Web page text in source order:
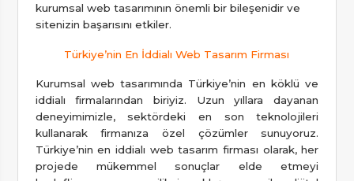
kurumsal web tasarımının önemli bir bileşenidir ve
sitenizin başarısını etkiler.
Türkiye’nin En İddialı Web Tasarım Firması
Kurumsal web tasarımında Türkiye’nin en köklü ve
iddialı firmalarından biriyiz. Uzun yıllara dayanan
deneyimimizle, sektördeki en son teknolojileri
kullanarak firmanıza özel çözümler sunuyoruz.
Türkiye’nin en iddialı web tasarım firması olarak, her
projede mükemmel sonuçlar elde etmeyi